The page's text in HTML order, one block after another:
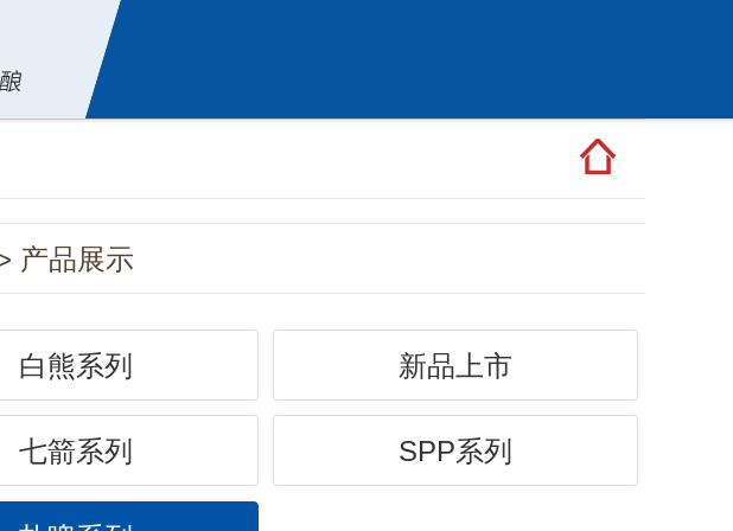
产品展示
白熊系列 新品上市
七箭系列 SPP系列